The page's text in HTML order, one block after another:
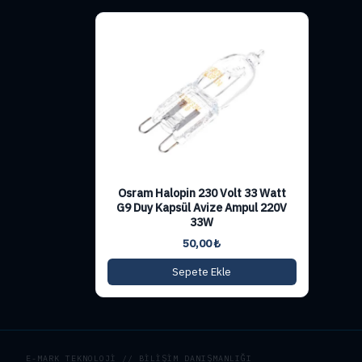
Osram Halopin 230 Volt 33 Watt
G9 Duy Kapsül Avize Ampul 220V
33W
50,00₺
Sepete Ekle
E-MARK TEKNOLOJİ // BİLİŞİM DANIŞMANLIĞI